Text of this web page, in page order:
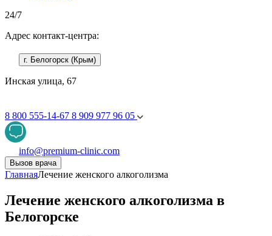
24/7
Адрес контакт-центра:
г. Белогорск (Крым)
Инская улица, 67
8 800 555-14-67 8 909 977 96 05
info@premium-clinic.com
Вызов врача
ГлавнаяЛечение женского алкоголизма
Лечение женского алкоголизма в
Белогорске